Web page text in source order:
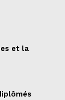
et la